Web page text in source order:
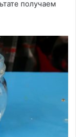
получаем